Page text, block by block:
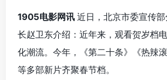
1905电影网讯 近日，北京市委宣传
长赵卫东介绍：近年来，观看贺岁档
化潮流。今年，《第二十条》《热辣
等多部新片齐聚春节档。